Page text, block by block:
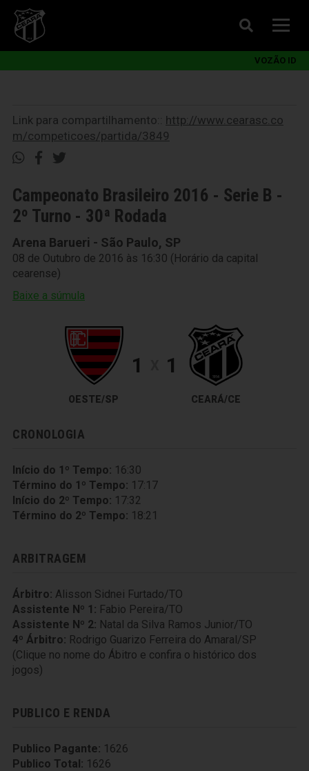
VOZÃO ID
Link para compartilhamento:: http://www.cearasc.co
m/competicoes/partida/3849
Campeonato Brasileiro 2016 - Serie B -
2º Turno - 30ª Rodada
Arena Barueri - São Paulo, SP
08 de Outubro de 2016 às 16:30 (Horário da capital
cearense)
Baixe a súmula
OESTE/SP
1 1
CEARÁ/CE
CRONOLOGIA
Início do 1º Tempo: 16:30
Término do 1º Tempo: 17:17
Início do 2º Tempo: 17:32
Término do 2º Tempo: 18:21
ARBITRAGEM
Árbitro: Alisson Sidnei Furtado/TO
Assistente Nº 1: Fabio Pereira/TO
Assistente Nº 2: Natal da Silva Ramos Junior/TO
4º Árbitro: Rodrigo Guarizo Ferreira do Amaral/SP
(Clique no nome do Ábitro e confira o histórico dos
jogos)
PUBLICO E RENDA
Publico Pagante: 1626
Publico Total: 1626